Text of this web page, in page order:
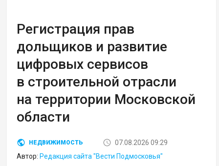
Регистрация прав
дольщиков и развитие
цифровых сервисов
в строительной отрасли
на территории Московской
области
НЕДВИЖИМОСТЬ
07.08.2026 09:29
Автор: Редакция сайта "Вести Подмосковья"